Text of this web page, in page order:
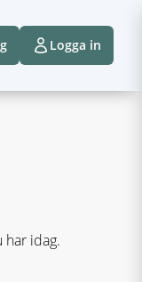
Logga in
har idag.